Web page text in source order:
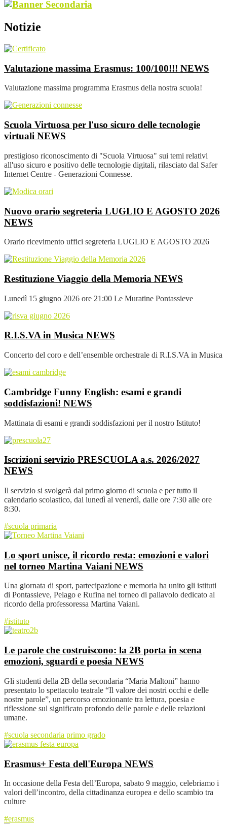
Notizie
Valutazione massima Erasmus: 100/100!!! NEWS
Valutazione massima programma Erasmus della nostra scuola!
Scuola Virtuosa per l'uso sicuro delle tecnologie
virtuali NEWS
prestigioso riconoscimento di "Scuola Virtuosa" sui temi relativi
all'uso sicuro e positivo delle tecnologie digitali, rilasciato dal Safer
Internet Centre - Generazioni Connesse.
Nuovo orario segreteria LUGLIO E AGOSTO 2026
NEWS
Orario ricevimento uffici segreteria LUGLIO E AGOSTO 2026
Restituzione Viaggio della Memoria NEWS
Lunedì 15 giugno 2026 ore 21:00 Le Muratine Pontassieve
R.I.S.VA in Musica NEWS
Concerto del coro e dell’ensemble orchestrale di R.I.S.VA in Musica
Cambridge Funny English: esami e grandi
soddisfazioni! NEWS
Mattinata di esami e grandi soddisfazioni per il nostro Istituto!
Iscrizioni servizio PRESCUOLA a.s. 2026/2027
NEWS
Il servizio si svolgerà dal primo giorno di scuola e per tutto il
calendario scolastico, dal lunedì al venerdì, dalle ore 7:30 alle ore
8:30.
#scuola primaria
Lo sport unisce, il ricordo resta: emozioni e valori
nel torneo Martina Vaiani NEWS
Una giornata di sport, partecipazione e memoria ha unito gli istituti
di Pontassieve, Pelago e Rufina nel torneo di pallavolo dedicato al
ricordo della professoressa Martina Vaiani.
#istituto
Le parole che costruiscono: la 2B porta in scena
emozioni, sguardi e poesia NEWS
Gli studenti della 2B della secondaria “Maria Maltoni” hanno
presentato lo spettacolo teatrale “Il valore dei nostri occhi e delle
nostre parole”, un percorso emozionante tra lettura, poesia e
riflessione sul significato profondo delle parole e delle relazioni
umane.
#scuola secondaria primo grado
Erasmus+ Festa dell'Europa NEWS
In occasione della Festa dell’Europa, sabato 9 maggio, celebriamo i
valori dell’incontro, della cittadinanza europea e dello scambio tra
culture
#erasmus